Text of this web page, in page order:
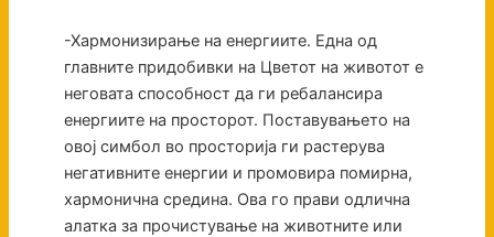
-Хармонизирање на енергиите. Една од
главните придобивки на Цветот на животот е
неговата способност да ги ребалансира
енергиите на просторот. Поставувањето на
овој симбол во просторија ги растерува
негативните енергии и промовира помирна,
хармонична средина. Ова го прави одлична
алатка за прочистување на животните или